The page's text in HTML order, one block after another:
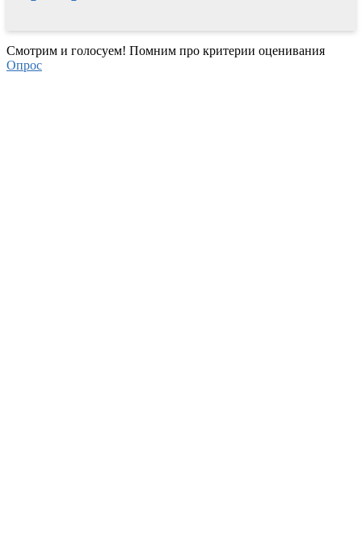
Перейти
к
Смотрим и голосуем! Помним про критерии оценивания
Опрос